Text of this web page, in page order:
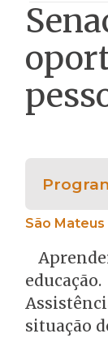
São Mateus
situação